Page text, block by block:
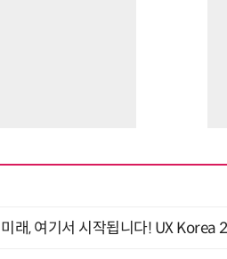
래, 여기서 시작됩니다! UX Korea